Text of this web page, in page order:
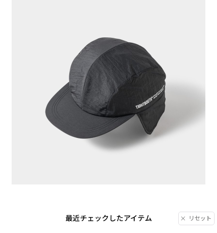
最近チェックしたアイテム リセット